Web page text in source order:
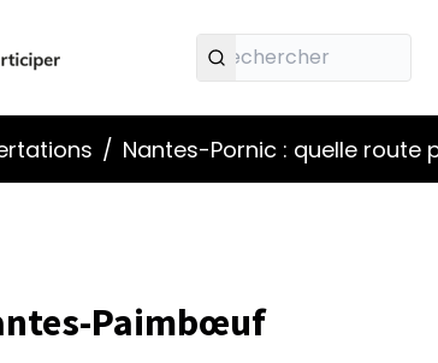
/ Nantes-Pornic : quelle route
Paimbœuf